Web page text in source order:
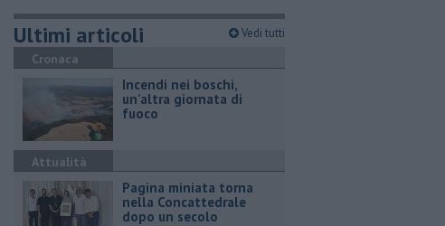
Ultimi articoli Vedi tutti
Cronaca
Incendi nei boschi,
un'altra giornata di
fuoco
Attualità
Pagina miniata torna
nella Concattedrale
dopo un secolo